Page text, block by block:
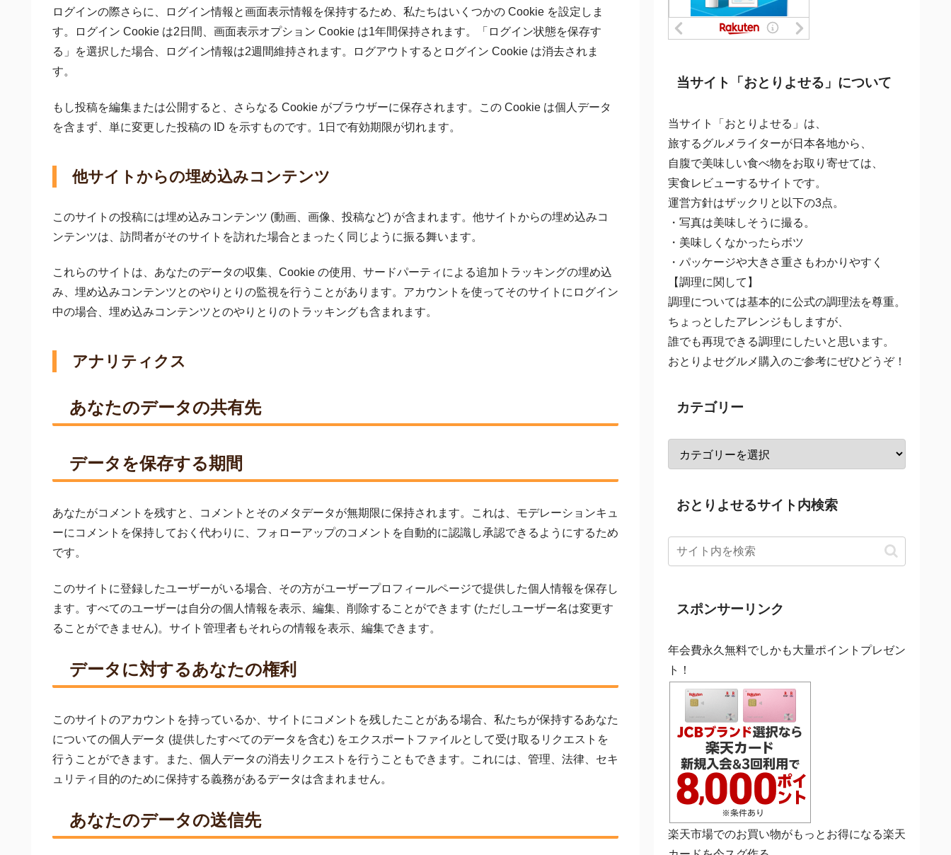
ログインの際さらに、ログイン情報と画面表示情報を保持するため、私たちはいくつかの Cookie を設定しま
す。ログイン Cookie は2日間、画面表示オプション Cookie は1年間保持されます。「ログイン状態を保存す
る」を選択した場合、ログイン情報は2週間維持されます。ログアウトするとログイン Cookie は消去されま
す。
もし投稿を編集または公開すると、さらなる Cookie がブラウザーに保存されます。この Cookie は個人データ
を含まず、単に変更した投稿の ID を示すものです。1日で有効期限が切れます。
他サイトからの埋め込みコンテンツ
このサイトの投稿には埋め込みコンテンツ (動画、画像、投稿など) が含まれます。他サイトからの埋め込みコ
ンテンツは、訪問者がそのサイトを訪れた場合とまったく同じように振る舞います。
これらのサイトは、あなたのデータの収集、Cookie の使用、サードパーティによる追加トラッキングの埋め込
み、埋め込みコンテンツとのやりとりの監視を行うことがあります。アカウントを使ってそのサイトにログイン
中の場合、埋め込みコンテンツとのやりとりのトラッキングも含まれます。
アナリティクス
あなたのデータの共有先
データを保存する期間
あなたがコメントを残すと、コメントとそのメタデータが無期限に保持されます。これは、モデレーションキュ
ーにコメントを保持しておく代わりに、フォローアップのコメントを自動的に認識し承認できるようにするため
です。
このサイトに登録したユーザーがいる場合、その方がユーザープロフィールページで提供した個人情報を保存し
ます。すべてのユーザーは自分の個人情報を表示、編集、削除することができます (ただしユーザー名は変更す
ることができません)。サイト管理者もそれらの情報を表示、編集できます。
データに対するあなたの権利
このサイトのアカウントを持っているか、サイトにコメントを残したことがある場合、私たちが保持するあなた
についての個人データ (提供したすべてのデータを含む) をエクスポートファイルとして受け取るリクエストを
行うことができます。また、個人データの消去リクエストを行うこともできます。これには、管理、法律、セキ
ュリティ目的のために保持する義務があるデータは含まれません。
あなたのデータの送信先
当サイト「おとりよせる」について
当サイト「おとりよせる」は、
旅するグルメライターが日本各地から、
自腹で美味しい食べ物をお取り寄せては、
実食レビューするサイトです。
運営方針はザックリと以下の3点。
・写真は美味しそうに撮る。
・美味しくなかったらボツ
・パッケージや大きさ重さもわかりやすく
【調理に関して】
調理については基本的に公式の調理法を尊重。
ちょっとしたアレンジもしますが、
誰でも再現できる調理にしたいと思います。
おとりよせグルメ購入のご参考にぜひどうぞ！
カテゴリー
おとりよせるサイト内検索
スポンサーリンク
年会費永久無料でしかも大量ポイントプレゼン
ト！
楽天市場でのお買い物がもっとお得になる楽天